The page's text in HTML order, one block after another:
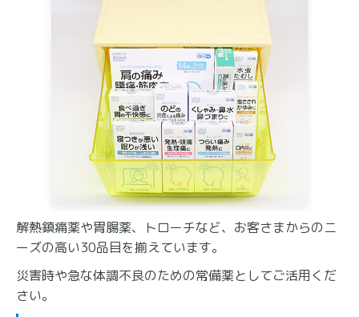
解熱鎮痛薬や胃腸薬、トローチなど、お客さまからのニ
ーズの高い30品目を揃えています。
災害時や急な体調不良のための常備薬としてご活用くだ
さい。